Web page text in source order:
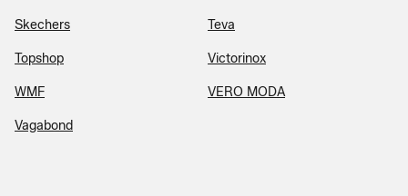
Skechers Teva
Topshop Victorinox
WMF VERO MODA
Vagabond